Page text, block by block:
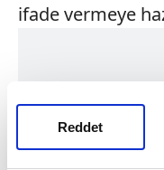
Reddet
ifade vermeye